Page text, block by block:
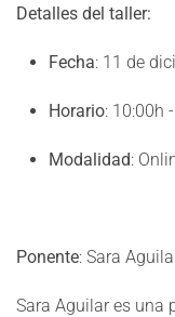
Detalles del taller:
Fecha: 11 de
Horario: 10:00h
Modalidad:
Ponente: Sara
Sara Aguilar es una